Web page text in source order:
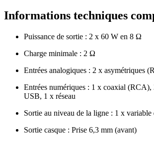
Informations techniques
Puissance de sortie : 2 x 60 W en 8 Ω
Charge minimale : 2 Ω
Entrées analogiques : 2 x asymétriques
Entrées numériques : 1 x coaxial
USB, 1 x réseau
Sortie au niveau de la ligne : 1 x
Sortie casque : Prise 6,3 mm (avant)